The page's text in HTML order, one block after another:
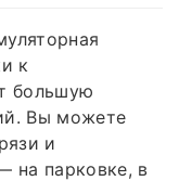
к
большую
Вы можете
и
на парковке, в